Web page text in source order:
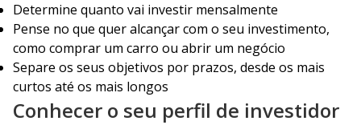
Determine quanto vai investir mensalmente
Pense no que quer alcançar com o seu investimento,
como comprar um carro ou abrir um negócio
Separe os seus objetivos por prazos, desde os mais
curtos até os mais longos
Conhecer o seu perfil de investidor